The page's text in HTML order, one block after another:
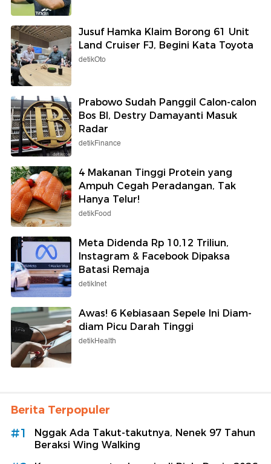
Jusuf Hamka Klaim Borong 61 Unit
Land Cruiser FJ, Begini Kata Toyota
detikOto
Prabowo Sudah Panggil Calon-calon
Bos BI, Destry Damayanti Masuk
Radar
detikFinance
4 Makanan Tinggi Protein yang
Ampuh Cegah Peradangan, Tak
Hanya Telur!
detikFood
Meta Didenda Rp 10,12 Triliun,
Instagram & Facebook Dipaksa
Batasi Remaja
detikInet
Awas! 6 Kebiasaan Sepele Ini Diam-
diam Picu Darah Tinggi
detikHealth
Berita Terpopuler
#1
Nggak Ada Takut-takutnya, Nenek 97 Tahun
Beraksi Wing Walking